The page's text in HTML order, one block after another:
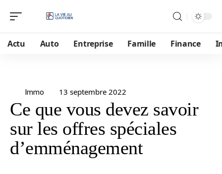
Actu Auto Entreprise Famille Finance
Immo 13 septembre 2022
Ce que vous devez savoir
sur les offres spéciales
d’emménagement